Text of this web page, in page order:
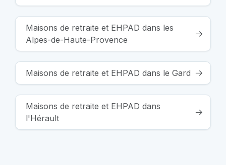
Maisons de retraite et EHPAD dans les
Alpes-de-Haute-Provence
Maisons de retraite et EHPAD dans le Gard
Maisons de retraite et EHPAD dans
l'Hérault